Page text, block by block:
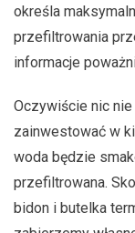
określa
przefiltrowania
informacje
Oczywiście nic
zainwestować w
woda będzie
przefiltrowana.
bidon i butelka